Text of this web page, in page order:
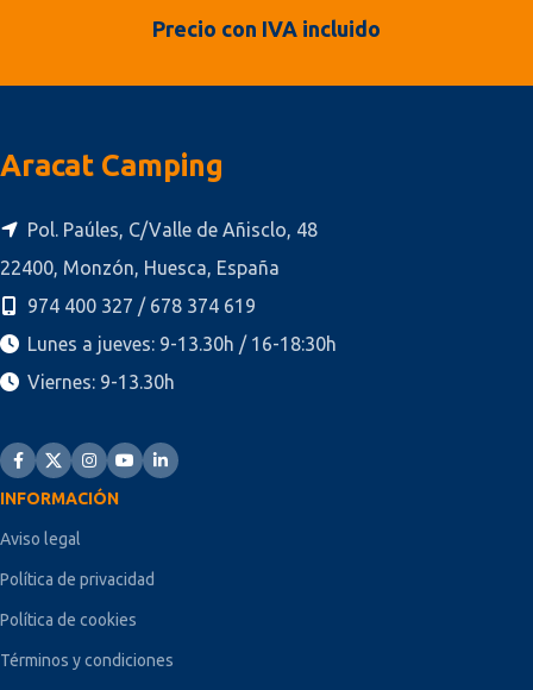
Precio con IVA incluido
Aracat Camping
Pol. Paúles, C/Valle de Añisclo, 48
22400, Monzón, Huesca, España
974 400 327 / 678 374 619
Lunes a jueves: 9-13.30h / 16-18:30h
Viernes: 9-13.30h
INFORMACIÓN
Aviso legal
Política de privacidad
Política de cookies
Términos y condiciones